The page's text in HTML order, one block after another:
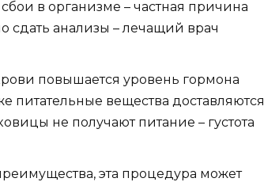
в организме – частная причина
сдать анализы – лечащий врач
повышается уровень гормона
питательные вещества доставляются
не получают питание – густота
эта процедура может